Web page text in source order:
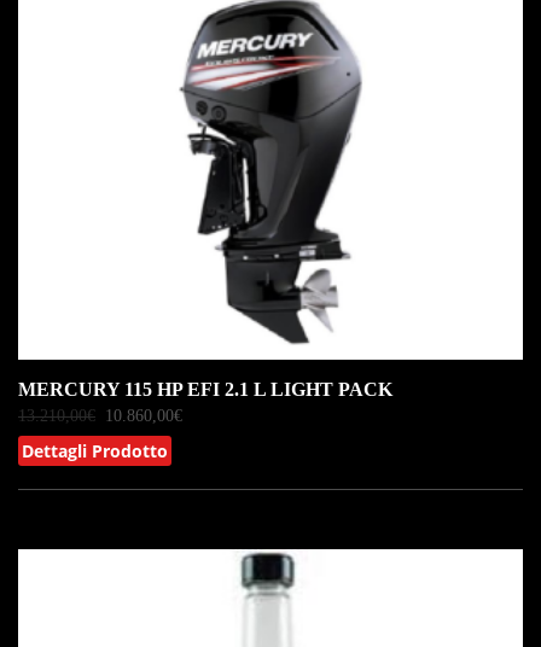
MERCURY 115 HP EFI 2.1 L LIGHT PACK
13.210,00€ 10.860,00€
Dettagli Prodotto